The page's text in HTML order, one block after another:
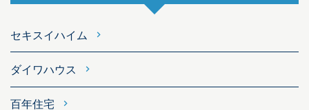
セキスイハイム
ダイワハウス
百年住宅